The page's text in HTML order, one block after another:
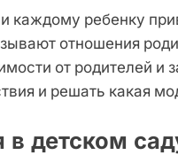
каждому ребенку
отношения
от родителей и
и решать какая
в детском